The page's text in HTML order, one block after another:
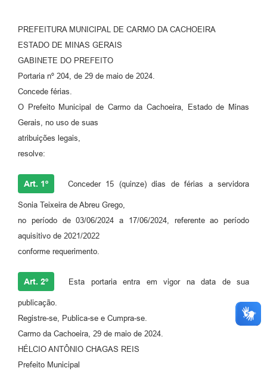
PREFEITURA MUNICIPAL DE CARMO DA CACHOEIRA
ESTADO DE MINAS GERAIS
GABINETE DO PREFEITO
Portaria nº 204, de 29 de maio de 2024.
Concede férias.
O Prefeito Municipal de Carmo da Cachoeira, Estado de Minas
Gerais, no uso de suas
atribuições legais,
resolve:
Art. 1º Conceder 15 (quinze) dias de férias a servidora
Sonia Teixeira de Abreu Grego,
no período de 03/06/2024 a 17/06/2024, referente ao período
aquisitivo de 2021/2022
conforme requerimento.
Art. 2º Esta portaria entra em vigor na data de sua
publicação.
Registre-se, Publica-se e Cumpra-se.
Carmo da Cachoeira, 29 de maio de 2024.
HÉLCIO ANTÔNIO CHAGAS REIS
Prefeito Municipal